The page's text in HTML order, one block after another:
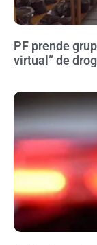
PF prende
virtual” de